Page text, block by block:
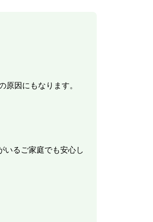
因にもなります。
いるご家庭でも安心し